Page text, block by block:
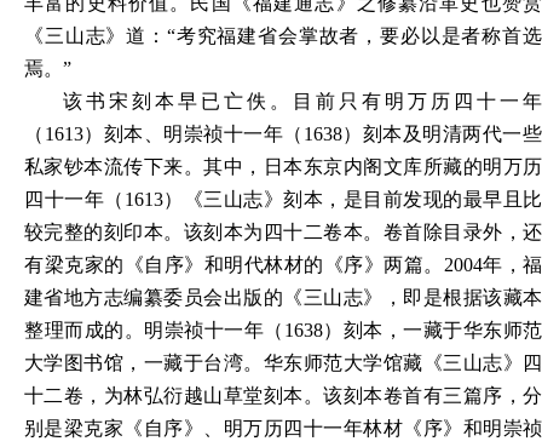
《三山志》道：“考究福建省会掌故者，要必以是者称首选
焉。”
该书宋刻本早已亡佚。目前只有明万历四十一年
（ 1613）刻本、明崇祯十一年（1638）刻本及明清两代一些
私家钞本流传下来。其中，日本东京内阁文库所藏的明万历
四十一年（1613）《三山志》刻本，是目前发现的最早且比
较完整的刻印本。该刻本为四十二卷本。卷首除目录外，还
有梁克家的《自序》和明代林材的《序》两篇。2004年，福
建省地方志编纂委员会出版的《三山志》，即是根据该藏本
整理而成的。明崇祯十一年（1638）刻本，一藏于华东师范
大学图书馆，一藏于台湾。华东师范大学馆藏《三山志》四
十二卷，为林弘衍越山草堂刻本。该刻本卷首有三篇序，分
别是梁克家《自序》、明万历四十一年林材《序》和明崇祯